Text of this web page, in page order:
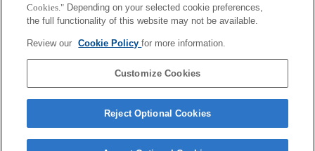
Completamente compatibile
VG-C70AM
Cookies." Depending on your selected cookie preferences,
the full functionality of this website may not be available.
Review our Cookie Policyfor more information.
Customize Cookies
Reject Optional Cookies